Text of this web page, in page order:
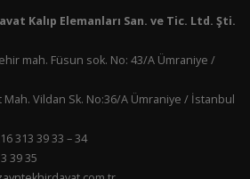
Kalıp Elemanları San. ve Tic. Ltd. Şti.
mah. Füsun sok. No: 43/A Ümraniye /
Mah. Vildan Sk. No:36/A Ümraniye / İstanbul
313 39 33 – 34
39 35